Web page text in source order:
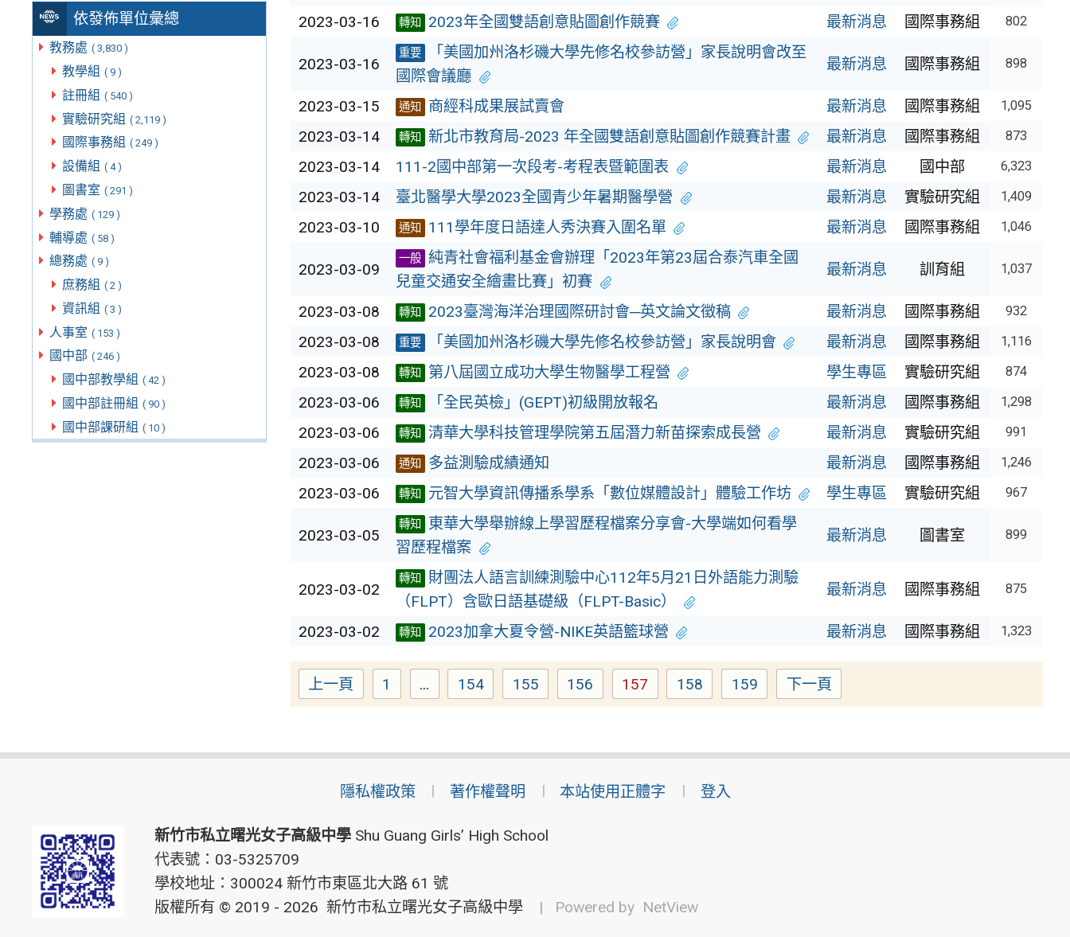
依發佈單位彙總
教務處 ( 3,830 )
教學組 ( 9 )
註冊組 ( 540 )
實驗研究組 ( 2,119 )
國際事務組 ( 249 )
設備組 ( 4 )
圖書室 ( 291 )
學務處 ( 129 )
輔導處 ( 58 )
總務處 ( 9 )
庶務組 ( 2 )
資訊組 ( 3 )
人事室 ( 153 )
國中部 ( 246 )
國中部教學組 ( 42 )
國中部註冊組 ( 90 )
國中部課研組 ( 10 )
2023-03-16 轉知 2023年全國雙語創意貼圖創作競賽 最新消息 國際事務組 802
2023-03-16
重要
「美國加州洛杉磯大學先修名校參訪營」家長說明會改至
國際會議廳
最新消息 國際事務組 898
2023-03-15 通知 商經科成果展試賣會 最新消息 國際事務組 1,095
2023-03-14 轉知 新北市教育局-2023 年全國雙語創意貼圖創作競賽計畫 最新消息 國際事務組 873
2023-03-14 111-2國中部第一次段考-考程表暨範圍表 最新消息 國中部 6,323
2023-03-14 臺北醫學大學2023全國青少年暑期醫學營 最新消息 實驗研究組 1,409
2023-03-10 通知 111學年度日語達人秀決賽入圍名單 最新消息 國際事務組 1,046
2023-03-09
一般 純青社會福利基金會辦理「2023年第23屆合泰汽車全國
兒童交通安全繪畫比賽」初賽
最新消息 訓育組 1,037
2023-03-08 轉知 2023臺灣海洋治理國際研討會─英文論文徵稿 最新消息 國際事務組 932
2023-03-08 重要 「美國加州洛杉磯大學先修名校參訪營」家長說明會 最新消息 國際事務組 1,116
2023-03-08 轉知 第八屆國立成功大學生物醫學工程營 學生專區 實驗研究組 874
2023-03-06 轉知 「全民英檢」(GEPT)初級開放報名 最新消息 國際事務組 1,298
2023-03-06 轉知 清華大學科技管理學院第五屆潛力新苗探索成長營 最新消息 實驗研究組 991
2023-03-06 通知 多益測驗成績通知 最新消息 國際事務組 1,246
2023-03-06 轉知 元智大學資訊傳播系學系「數位媒體設計」體驗工作坊 學生專區 實驗研究組 967
2023-03-05
轉知
東華大學舉辦線上學習歷程檔案分享會-大學端如何看學
習歷程檔案
最新消息 圖書室 899
2023-03-02
轉知
財團法人語言訓練測驗中心112年5月21日外語能力測驗
（FLPT）含歐日語基礎級（FLPT-Basic）
最新消息 國際事務組 875
2023-03-02 轉知 2023加拿大夏令營-NIKE英語籃球營 最新消息 國際事務組 1,323
上一頁 Page
1 ... Page
154 Page
155 Page
156 Page
157 Page
158 Page
159 下一頁
隱私權政策 著作權聲明 本站使用正體字 登入
新竹市私立曙光女子高級中學Shu Guang Girls’ High School
代表號：03-5325709
學校地址：300024 新竹市東區北大路 61 號
版權所有 © 2019 - 2026 新竹市私立曙光女子高級中學 | Powered by NetView